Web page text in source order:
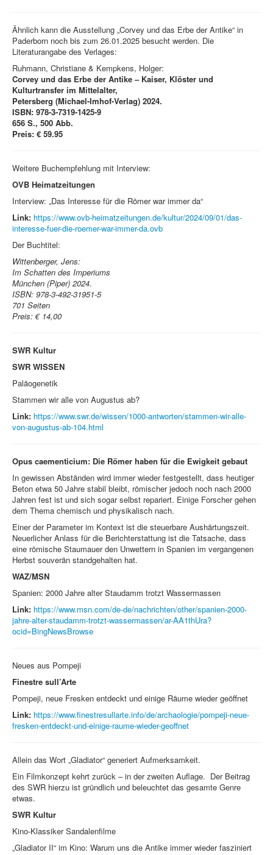
Ähnlich kann die Ausstellung „Corvey und das Erbe der Antike“ in
Paderborn noch bis zum 26.01.2025 besucht werden. Die
Literaturangabe des Verlages:
Ruhmann, Christiane & Kempkens, Holger:
Corvey und das Erbe der Antike – Kaiser, Klöster und
Kulturtransfer im Mittelalter,
Petersberg (Michael-Imhof-Verlag) 2024.
ISBN: 978-3-7319-1425-9
656 S., 500 Abb.
Preis: € 59.95
Weitere Buchempfehlung mit Interview:
OVB Heimatzeitungen
Interview: „Das Interesse für die Römer war immer da“
Link: https://www.ovb-heimatzeitungen.de/kultur/2024/09/01/das-
interesse-fuer-die-roemer-war-immer-da.ovb
Der Buchtitel:
Wittenberger, Jens:
Im Schatten des Imperiums
München (Piper) 2024.
ISBN: 978-3-492-31951-5
701 Seiten
Preis: € 14,00
SWR Kultur
SWR WISSEN
Paläogenetik
Stammen wir alle von Augustus ab?
Link: https://www.swr.de/wissen/1000-antworten/stammen-wir-alle-
von-augustus-ab-104.html
Opus caementicium: Die Römer haben für die Ewigkeit gebaut
In gewissen Abständen wird immer wieder festgestellt, dass heutiger
Beton etwa 50 Jahre stabil bleibt, römischer jedoch noch nach 2000
Jahren fest ist und sich sogar selbst repariert. Einige Forscher gehen
dem Thema chemisch und physikalisch nach.
Einer der Parameter im Kontext ist die steuerbare Aushärtungszeit.
Neuerlicher Anlass für die Berichterstattung ist die Tatsache, dass
eine römische Staumauer den Unwettern in Spanien im vergangenen
Herbst souverän standgehalten hat.
WAZ/MSN
Spanien: 2000 Jahre alter Staudamm trotzt Wassermassen
Link: https://www.msn.com/de-de/nachrichten/other/spanien-2000-
jahre-alter-staudamm-trotzt-wassermassen/ar-AA1thUra?
ocid=BingNewsBrowse
Neues aus Pompeji
Finestre sull’Arte
Pompeji, neue Fresken entdeckt und einige Räume wieder geöffnet
Link: https://www.finestresullarte.info/de/archaologie/pompeji-neue-
fresken-entdeckt-und-einige-raume-wieder-geoffnet
Allein das Wort „Gladiator“ generiert Aufmerksamkeit.
Ein Filmkonzept kehrt zurück – in der zweiten Auflage. Der Beitrag
des SWR hierzu ist gründlich und beleuchtet das gesamte Genre
etwas.
SWR Kultur
Kino-Klassiker Sandalenfilme
„Gladiator II“ im Kino: Warum uns die Antike immer wieder fasziniert